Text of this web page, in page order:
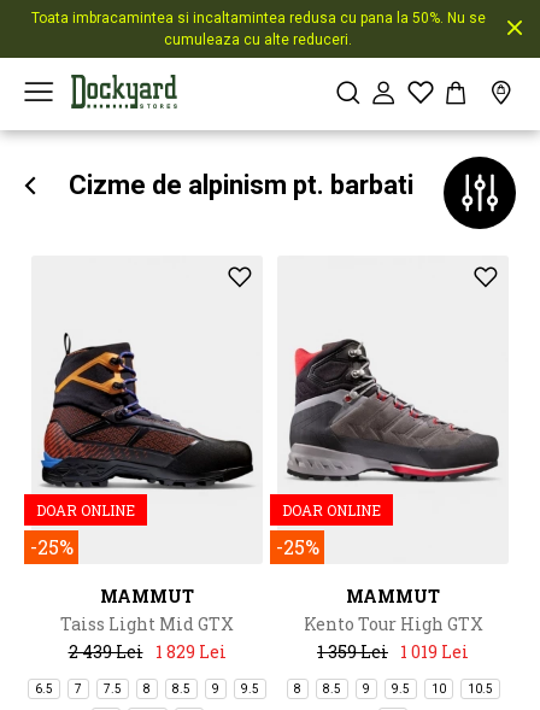
Toata imbracamintea si incaltamintea redusa cu pana la 50%. Nu se
cumuleaza cu alte reduceri.
Cizme de alpinism pt. barbati
DOAR ONLINE
-25%
MAMMUT
Taiss Light Mid GTX
2 439 Lei
1 829 Lei
6.5 7 7.5 8 8.5 9 9.5
DOAR ONLINE
-25%
MAMMUT
Kento Tour High GTX
1 359 Lei 1 019 Lei
8 8.5 9 9.5 10 10.5